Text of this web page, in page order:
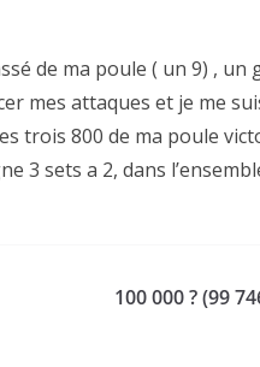
de ma poule ( un 9) , un
mes attaques et je me
trois 800 de ma poule
3 sets a 2, dans
100 000 ? (99